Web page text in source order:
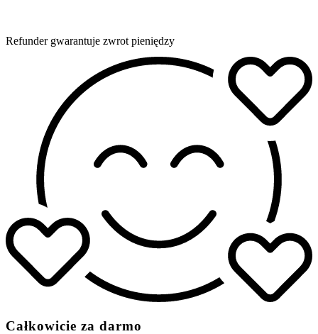
Refunder gwarantuje zwrot pieniędzy
Całkowicie za darmo